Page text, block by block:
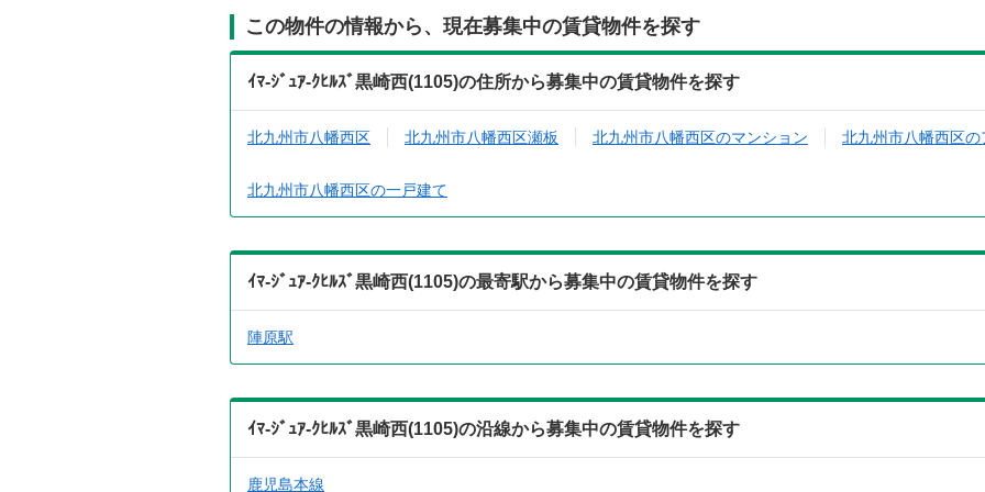
この物件の情報から、現在募集中の賃貸物件を探す
ｲﾏ-ｼﾞｭｱ-ｸﾋﾙｽﾞ黒崎西(1105)の住所から募集中の賃貸物件を探す
北九州市八幡西区 北九州市八幡西区瀬板 北九州市八幡西区のマンション 北九州市八幡西区の
北九州市八幡西区の一戸建て
ｲﾏ-ｼﾞｭｱ-ｸﾋﾙｽﾞ黒崎西(1105)の最寄駅から募集中の賃貸物件を探す
陣原駅
ｲﾏ-ｼﾞｭｱ-ｸﾋﾙｽﾞ黒崎西(1105)の沿線から募集中の賃貸物件を探す
鹿児島本線